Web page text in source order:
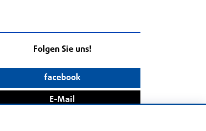
Folgen Sie uns!
facebook
E-Mail